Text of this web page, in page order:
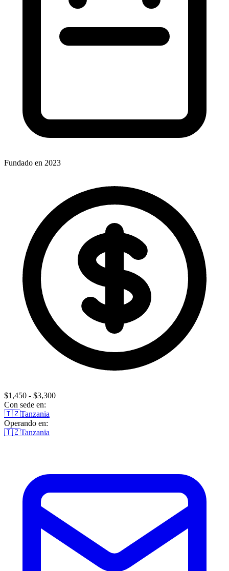
Fundado en 2023
$1,450 - $3,300
Con sede en:
🇹🇿Tanzania
Operando en:
🇹🇿Tanzania